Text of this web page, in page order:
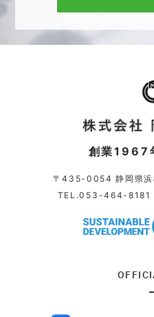
創業1967
〒435-0054 静岡県浜
TEL.053-464-8181